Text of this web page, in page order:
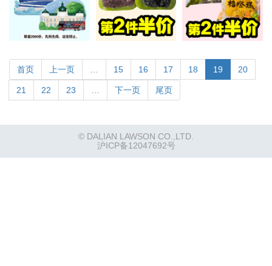
首页 上一页 15 16 17 18 19 20
21 22 23 下一页 尾页
© DALIAN LAWSON CO.,LTD.
沪ICP备12047692号